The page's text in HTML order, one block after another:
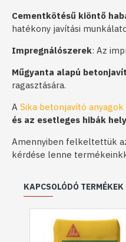
Cementkötésű kiöntő
hatékony javítási
Impregnálószerek: Az
Műgyanta alapú
ragasztására.
A Sika betonjavító anyagok
és az esetleges hibák
Amennyiben felkeltettük
kérdése lenne
KAPCSOLÓDÓ TERMÉKEK